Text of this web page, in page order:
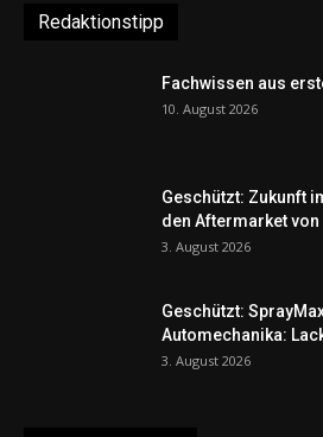
Redaktionstipp
Fachwissen aus
10. August 2026
Geschützt: Zukunft
den Aftermarket
3. August 2026
Geschützt:
Automechanika:
3. August 2026